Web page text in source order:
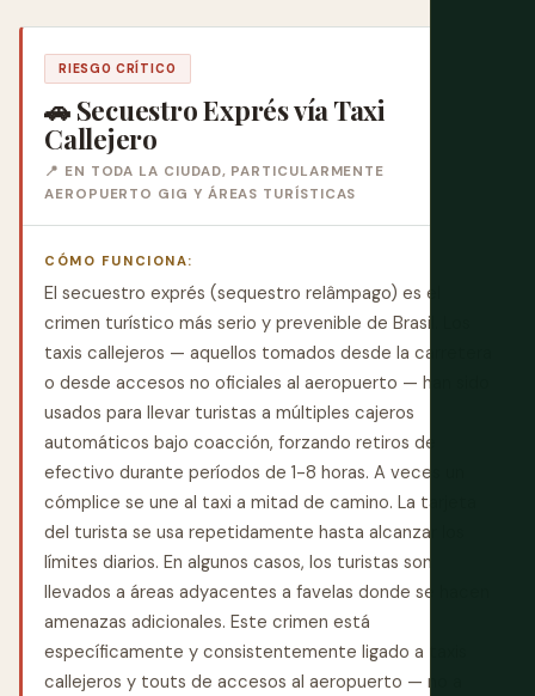
RIESGO CRÍTICO
🚗 Secuestro Exprés vía Taxi
Callejero
📍 EN TODA LA CIUDAD, PARTICULARMENTE
AEROPUERTO GIG Y ÁREAS TURÍSTICAS
CÓMO FUNCIONA:
El secuestro exprés (sequestro relâmpago) es el
crimen turístico más serio y prevenible de Brasil. Los
taxis callejeros — aquellos tomados desde la carretera
o desde accesos no oficiales al aeropuerto — han sido
usados para llevar turistas a múltiples cajeros
automáticos bajo coacción, forzando retiros de
efectivo durante períodos de 1-8 horas. A veces un
cómplice se une al taxi a mitad de camino. La tarjeta
del turista se usa repetidamente hasta alcanzar los
límites diarios. En algunos casos, los turistas son
llevados a áreas adyacentes a favelas donde se hacen
amenazas adicionales. Este crimen está
específicamente y consistentemente ligado a taxis
callejeros y touts de accesos al aeropuerto — no a